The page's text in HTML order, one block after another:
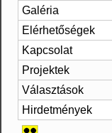
Galéria
Elérhetőségek
Kapcsolat
Projektek
Választások
Hirdetmények